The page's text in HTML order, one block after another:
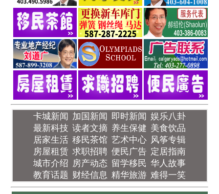
卡城新闻 加国新闻 即时新闻 娱乐八卦
最新科技 读者文摘 养生保健 美食饮品
居家生活 移民茶馆 艺术中心 风筝专辑
房屋租赁 求职招聘 便民广告 定居指南
城市介绍 房产动态 留学移民 华人故事
教育话题 财经信息 精华旅游 难得一笑